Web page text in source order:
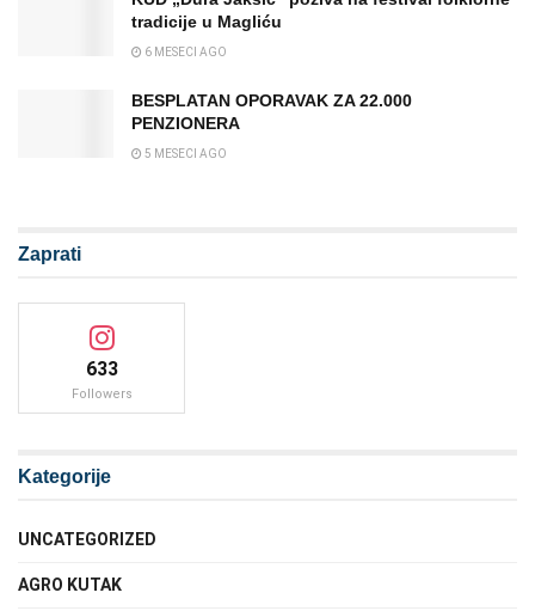
tradicije u Magliću
6 MESECI AGO
BESPLATAN OPORAVAK ZA 22.000
PENZIONERA
5 MESECI AGO
Zaprati
633
Followers
Kategorije
UNCATEGORIZED
AGRO KUTAK